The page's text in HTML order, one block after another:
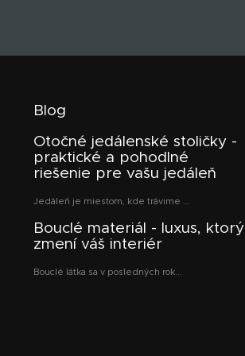
Blog
Otočné jedálenské stoličky -
praktické a pohodlné
riešenie pre vašu jedáleň
Jedáleň je miestom, kde trávime ...
Bouclé materiál - luxus, ktorý
zmení váš interiér
Bouclé látka sa v posledných rok...